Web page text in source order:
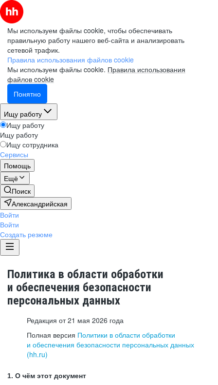
Мы используем файлы cookie, чтобы обеспечивать
правильную работу нашего веб-сайта и анализировать
сетевой трафик.
Правила использования файлов cookie
Мы используем файлы cookie. Правила использования
файлов cookie
Понятно
Ищу работу
Ищу работу
Ищу работу
Ищу сотрудника
Сервисы
Помощь
Ещё
Поиск
Александрийская
Войти
Войти
Создать резюме
Политика в области обработки
и обеспечения безопасности
персональных данных
Редакция от 21 мая 2026 года
Полная версия Политики в области обработки
и обеспечения безопасности персональных данных
(hh.ru)
1. О чём этот документ